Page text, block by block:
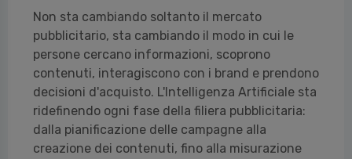
Non sta cambiando soltanto il mercato
pubblicitario, sta cambiando il modo in cui le
persone cercano informazioni, scoprono
contenuti, interagiscono con i brand e prendono
decisioni d'acquisto. L'Intelligenza Artificiale sta
ridefinendo ogni fase della filiera pubblicitaria:
dalla pianificazione delle campagne alla
creazione dei contenuti, fino alla misurazione